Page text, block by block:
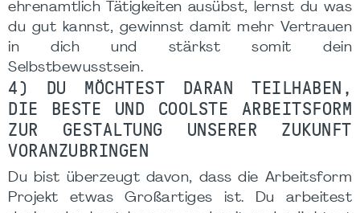
ehrenamtlich Tätigkeiten ausübst, lernst du was
du gut kannst, gewinnst damit mehr Vertrauen
in dich und stärkst somit dein
Selbstbewusstsein.
4) DU MÖCHTEST DARAN TEILHABEN,
DIE BESTE UND COOLSTE ARBEITSFORM
ZUR GESTALTUNG UNSERER ZUKUNFT
VORANZUBRINGEN
Du bist überzeugt davon, dass die Arbeitsform
Projekt etwas Großartiges ist. Du arbeitest